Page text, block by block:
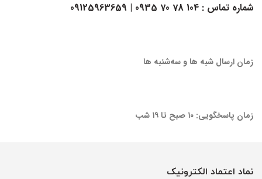
شماره تماس : | 09125963659
زمان ارسال شبه ها و سه‌شنبه ها
زمان پاسخگویی: ۱۰ صبح تا ۱۹ شب
نماد اعتماد الکترونیک